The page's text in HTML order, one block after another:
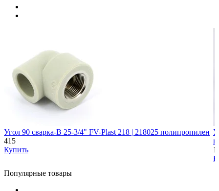
Угол 90 сварка-В 25-3/4" FV-Plast 218 | 218025 полипропилен
415
Купить
Популярные товары